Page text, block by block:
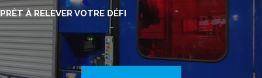
PRÊT À RELEVER VOTRE DÉFI